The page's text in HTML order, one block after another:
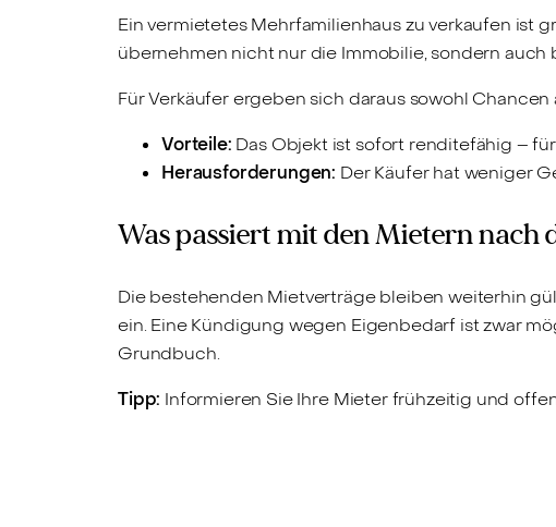
Ein vermietetes Mehrfamilienhaus zu verkaufen ist
übernehmen nicht nur die Immobilie, sondern
Für Verkäufer ergeben sich daraus sowohl
Vorteile: Das Objekt ist sofort renditefähig –
Herausforderungen: Der Käufer hat weniger
Was passiert mit den Mietern nach
Die bestehenden Mietverträge bleiben weiterhin
ein. Eine Kündigung wegen Eigenbedarf ist zwar
Grundbuch.
Tipp: Informieren Sie Ihre Mieter frühzeitig und